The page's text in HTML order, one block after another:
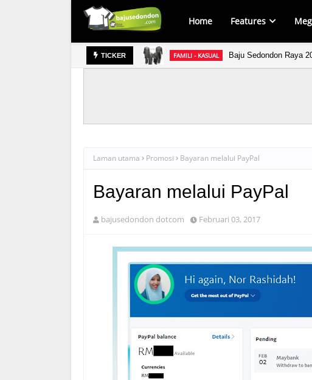
Home Features
TICKER
FAMILI - KASUAL Baju Sedondon Raya
IBU DAN ANAK - KASUAL Baju Sedondon
Laman utama Promosi Bayaran melalui PayPal
Bayaran melalui PayPal
bajusedondon dotcom Februari 03, 2017